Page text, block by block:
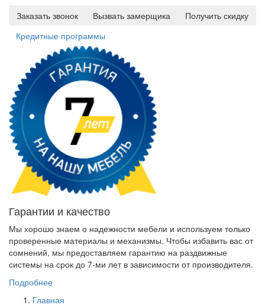
Заказать звонок
Вызвать замерщика
Получить скидку
Кредитные программы
Гарантии и качество
Мы хорошо знаем о надежности мебели и используем только
проверенные материалы и механизмы. Чтобы избавить вас от
сомнений, мы предоставляем гарантию на раздвижные
системы на срок до 7-ми лет в зависимости от производителя.
Подробнее
Главная